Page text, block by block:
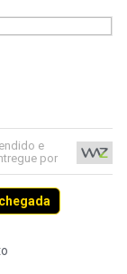
e
por